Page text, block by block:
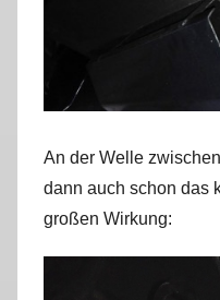
An der Welle
dann auch schon das
großen Wirkung: